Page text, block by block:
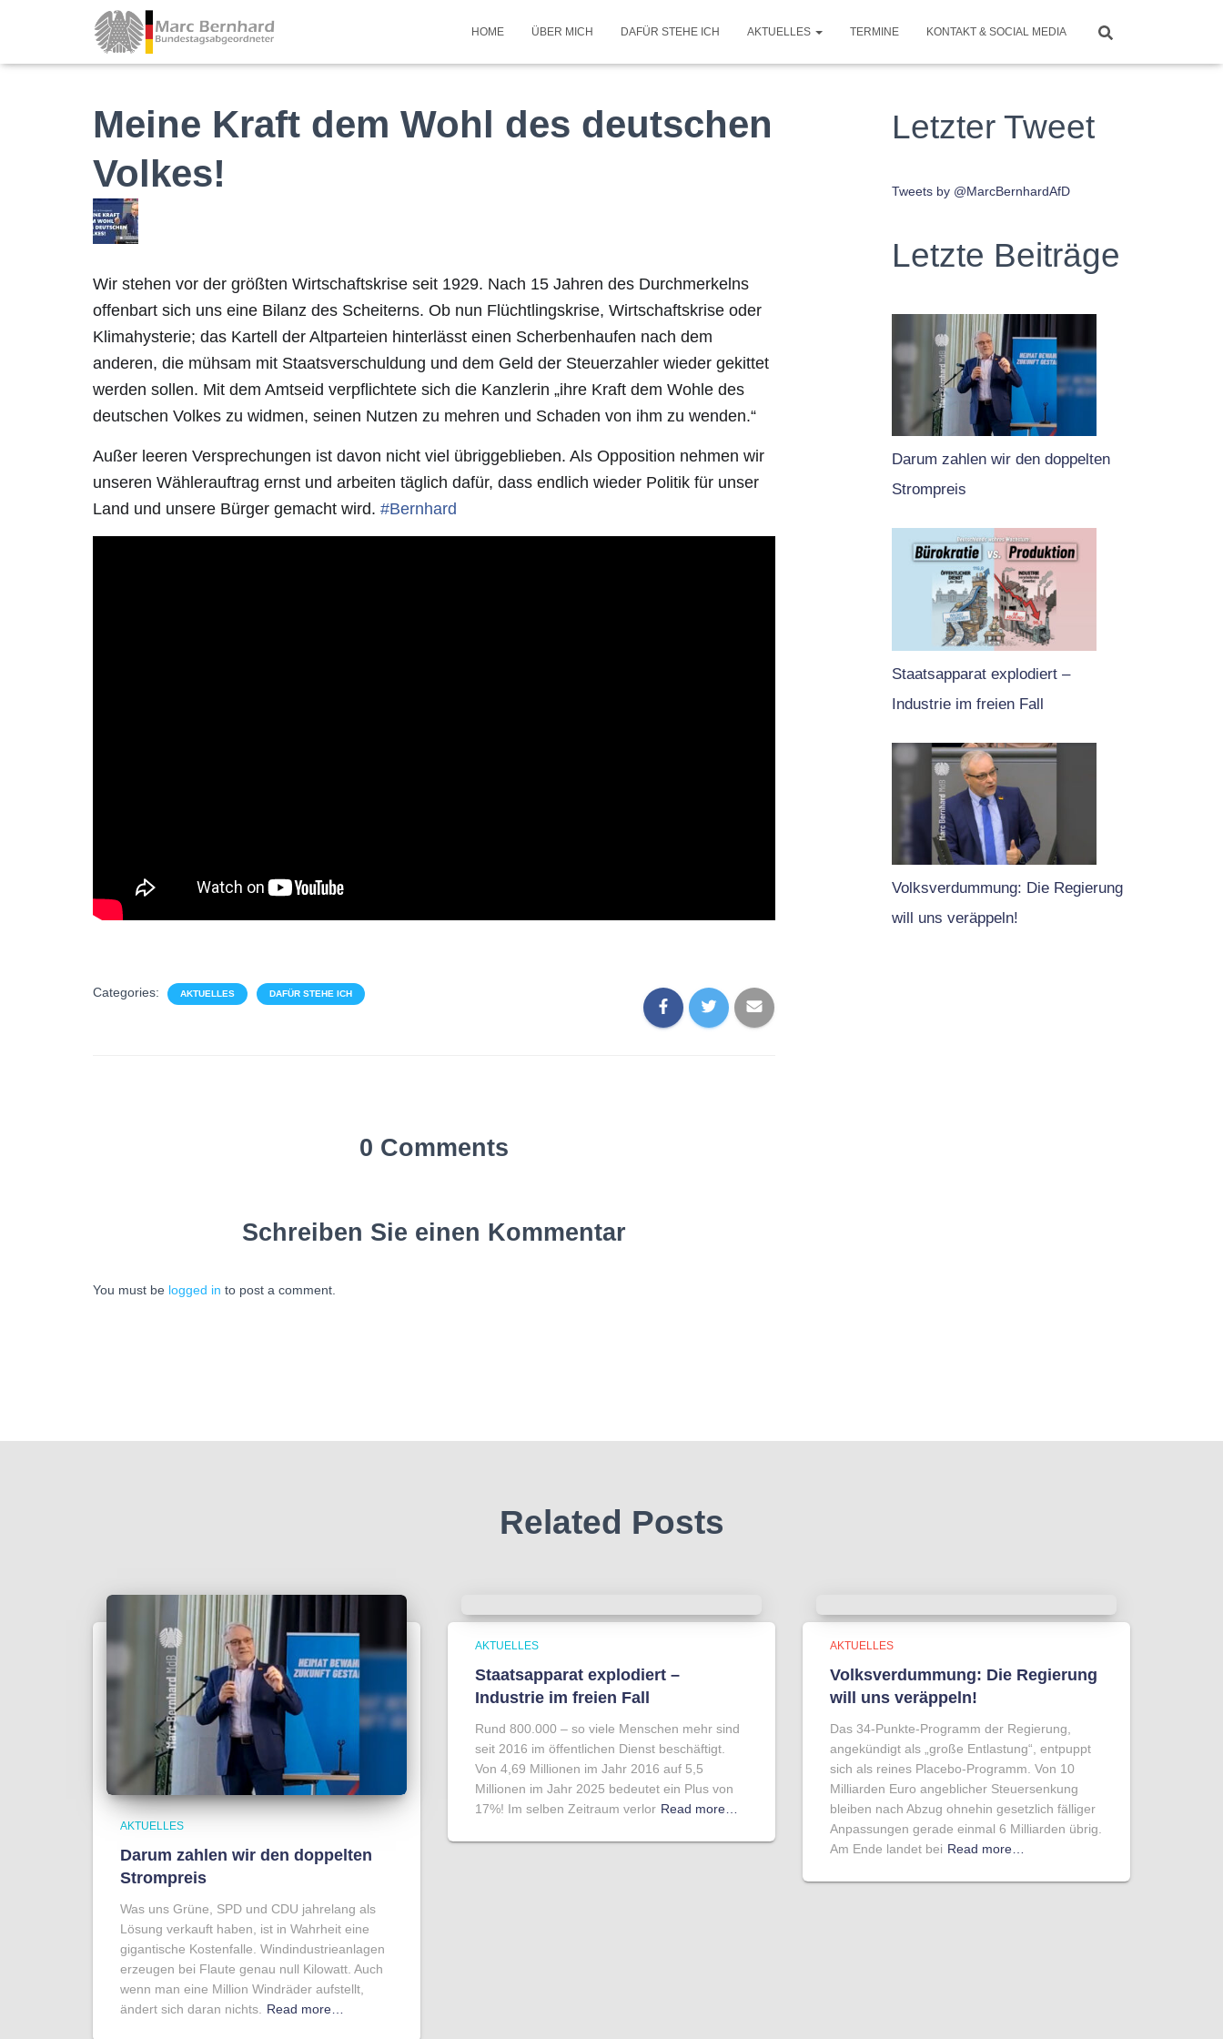
HOME ÜBER MICH DAFÜR STEHE ICH AKTUELLES TERMINE KONTAKT & SOCIAL MEDIA
Meine Kraft dem Wohl des deutschen
Volkes!
Wir stehen vor der größten Wirtschaftskrise seit 1929. Nach 15 Jahren des Durchmerkelns
offenbart sich uns eine Bilanz des Scheiterns. Ob nun Flüchtlingskrise, Wirtschaftskrise oder
Klimahysterie; das Kartell der Altparteien hinterlässt einen Scherbenhaufen nach dem
anderen, die mühsam mit Staatsverschuldung und dem Geld der Steuerzahler wieder gekittet
werden sollen. Mit dem Amtseid verpflichtete sich die Kanzlerin „ihre Kraft dem Wohle des
deutschen Volkes zu widmen, seinen Nutzen zu mehren und Schaden von ihm zu wenden.“
Außer leeren Versprechungen ist davon nicht viel übriggeblieben. Als Opposition nehmen wir
unseren Wählerauftrag ernst und arbeiten täglich dafür, dass endlich wieder Politik für unser
Land und unsere Bürger gemacht wird. #Bernhard
Categories: AKTUELLES DAFÜR STEHE ICH
0 Comments
Schreiben Sie einen Kommentar
You must be logged in to post a comment.
Letzter Tweet
Tweets by @MarcBernhardAfD
Letzte Beiträge
Darum zahlen wir den doppelten
Strompreis
Staatsapparat explodiert –
Industrie im freien Fall
Volksverdummung: Die Regierung
will uns veräppeln!
Related Posts
AKTUELLES
Darum zahlen wir den doppelten
Strompreis
Was uns Grüne, SPD und CDU jahrelang als
Lösung verkauft haben, ist in Wahrheit eine
gigantische Kostenfalle. Windindustrieanlagen
erzeugen bei Flaute genau null Kilowatt. Auch
wenn man eine Million Windräder aufstellt,
ändert sich daran nichts.
Read more…
AKTUELLES
Staatsapparat explodiert –
Industrie im freien Fall
Rund 800.000 – so viele Menschen mehr sind
seit 2016 im öffentlichen Dienst beschäftigt.
Von 4,69 Millionen im Jahr 2016 auf 5,5
Millionen im Jahr 2025 bedeutet ein Plus von
17%! Im selben Zeitraum verlor Read more…
AKTUELLES
Volksverdummung: Die Regierung
will uns veräppeln!
Das 34-Punkte-Programm der Regierung,
angekündigt als „große Entlastung“, entpuppt
sich als reines Placebo-Programm. Von 10
Milliarden Euro angeblicher Steuersenkung
bleiben nach Abzug ohnehin gesetzlich fälliger
Anpassungen gerade einmal 6 Milliarden übrig.
Am Ende landet bei Read more…